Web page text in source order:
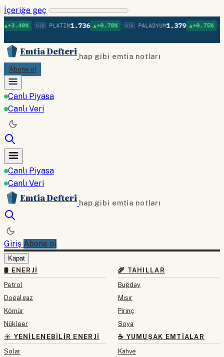
İçeriğe geç
•🇬🇧 PLATIN1.736 ▲+0.78% •🇬🇧 PALADYUM 1.379 ▲+0.75% •🇬🇧 BAKIR
Emtia Defteri hap gibi emtia notları
Abone ol
Canlı Piyasa
Canlı Veri
Canlı Piyasa
Canlı Veri
Emtia Defteri hap gibi emtia notları
Giriş Abone ol
Kapat
🛢 ENERJI
Petrol
Doğalgaz
Kömür
Nükleer
☀️ YENILENEBILIR ENERJI
Solar
🌾 TAHILLAR
Buğday
Mısır
Pirinç
Soya
☕ YUMUŞAK EMTIALAR
Kahve